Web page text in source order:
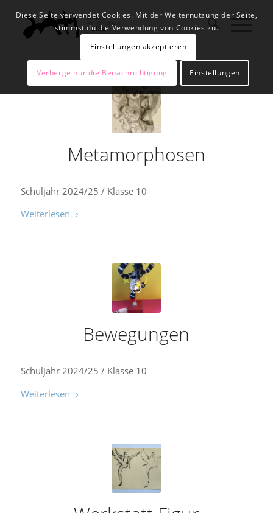
Metamorphosen
Schuljahr 2024/25 / Klasse 10
Weiterlesen
Bewegungen
Schuljahr 2024/25 / Klasse 10
Weiterlesen
Diese Seite verwendet Cookies. Mit der Weiternutzung der Seite,
stimmst du die Verwendung von Cookies zu.
Einstellungen akzeptieren
Verberge nur die Benachrichtigung Einstellungen